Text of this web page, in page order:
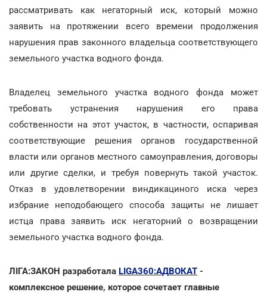
рассматривать как негаторный иск, который можно
заявить на протяжении всего времени продолжения
нарушения прав законного владельца соответствующего
земельного участка водного фонда.
Владелец земельного участка водного фонда может
требовать устранения нарушения его права
собственности на этот участок, в частности, оспаривая
соответствующие решения органов государственной
власти или органов местного самоуправления, договоры
или другие сделки, и требуя повернуть такой участок.
Отказ в удовлетворении виндикациного иска через
избрание неподобающего способа защиты не лишает
истца права заявить иск негаторний о возвращении
земельного участка водного фонда.
ЛІГА:ЗАКОН разработала LIGA360:АДВОКАТ -
комплексное решение, которое сочетает главные